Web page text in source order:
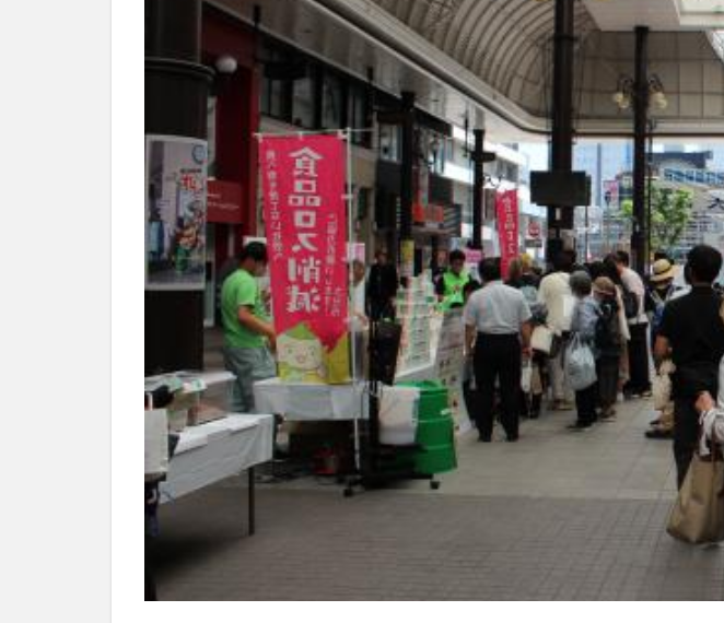
別府市
別府観光 古国府 古物
国東市
地獄めぐり 城島高原パーク 壁画
大分グルメ
大分スイーツ 大分ランチ
大分県
大分県立美術館 大分空港
姫島村
子ども教室 子ども服 子育て
庄内町カフェ
府内 投票 挾間町 新
明豊
書店 期間限定 本 杵築市
漢方 炭火焼き 焼き菓子 犬
磨崖仏
祝祭の広場 神社 祭り 秋
絵本
自動販売機 自転車 臼杵市 舞
衆議院選挙
複合公共施設 観光 観光スポ
買い物
農業文化公園 道の駅
開店閉店まとめ
開院 韓国 韓国料理